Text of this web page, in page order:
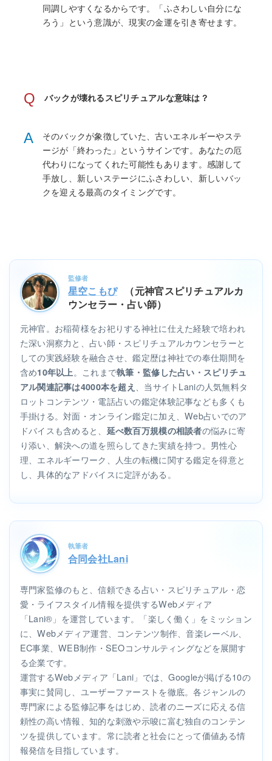
同調しやすくなるからです。「ふさわしい自分にな
ろう」という意識が、現実の金運を引き寄せます。
Q バックが壊れるスピリチュアルな意味は？
A
そのバックが象徴していた、古いエネルギーやステ
ージが「終わった」というサインです。あなたの厄
代わりになってくれた可能性もあります。感謝して
手放し、新しいステージにふさわしい、新しいバッ
クを迎える最高のタイミングです。
監修者
星空こもぴ
（元神官スピリチュアルカ
ウンセラー・占い師）
元神官。お稲荷様をお祀りする神社に仕えた経験で培われ
た深い洞察力と、占い師・スピリチュアルカウンセラーと
しての実践経験を融合させ、鑑定歴は神社での奉仕期間を
含め10年以上 。これまで執筆・監修した占い・スピリチュ
アル関連記事は4000本を超え
、当サイトLaniの人気無料タ
ロットコンテンツ・電話占いの鑑定体験記事なども多くも
手掛ける。対面・オンライン鑑定に加え、Web占いでのア
ドバイスも含めると、 延べ数百万規模の相談者の悩みに寄
り添い、解決への道を照らしてきた実績を持つ。男性心
理、エネルギーワーク、人生の転機に関する鑑定を得意と
し、具体的なアドバイスに定評がある。
執筆者
合同会社Lani
専門家監修のもと、信頼できる占い・スピリチュアル・恋
愛・ライフスタイル情報を提供するWebメディア
「Lani®」を運営しています。「楽しく働く」をミッション
に、Webメディア運営、コンテンツ制作、音楽レーベル、
EC事業、WEB制作・SEOコンサルティングなどを展開す
る企業です。
運営するWebメディア「Lani」では、Googleが掲げる10の
事実に賛同し、ユーザーファーストを徹底。各ジャンルの
専門家による監修記事をはじめ、読者のニーズに応える信
頼性の高い情報、知的な刺激や示唆に富む独自のコンテン
ツを提供しています。常に読者と社会にとって価値ある情
報発信を目指しています。